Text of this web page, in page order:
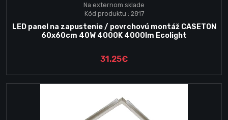
Na externom sklade
Kód produktu : 2817
LED panel na zapustenie / povrchovú montáž CASETON
60x60cm 40W 4000K 4000lm Ecolight
31.25€